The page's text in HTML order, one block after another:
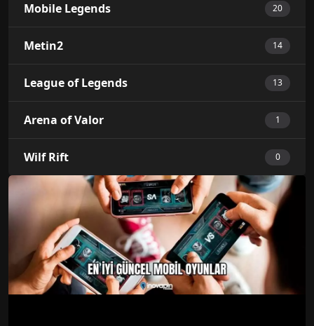
Mobile Legends 20
Metin2 14
League of Legends 13
Arena of Valor 1
Wilf Rift 0